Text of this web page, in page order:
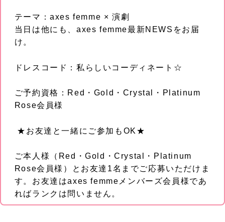
テーマ：axes femme × 演劇
当日は他にも、axes femme最新NEWSをお届
け。
ドレスコード：私らしいコーディネート☆
ご予約資格：Red・Gold・Crystal・Platinum
Rose会員様
★お友達と一緒にご参加もOK★
ご本人様（Red・Gold・Crystal・Platinum
Rose会員様）とお友達1名までご応募いただけま
す。お友達はaxes femmeメンバーズ会員様であ
ればランクは問いません。